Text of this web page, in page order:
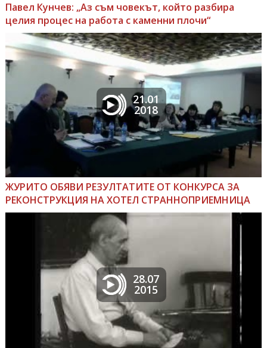
Павел Кунчев: „Аз съм човекът, който разбира
целия процес на работа с каменни плочи“
21.01
2018
ЖУРИТО ОБЯВИ РЕЗУЛТАТИТЕ ОТ КОНКУРСА ЗА
РЕКОНСТРУКЦИЯ НА ХОТЕЛ СТРАННОПРИЕМНИЦА
28.07
2015